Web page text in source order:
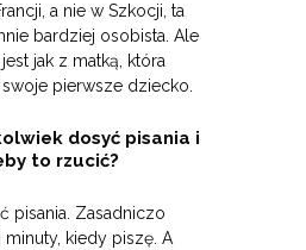
a nie w Szkocji, ta
bardziej osobista. Ale
jak z matką, która
pierwsze dziecko.
dosyć pisania i
to rzucić?
pisania. Zasadniczo
minuty, kiedy piszę. A